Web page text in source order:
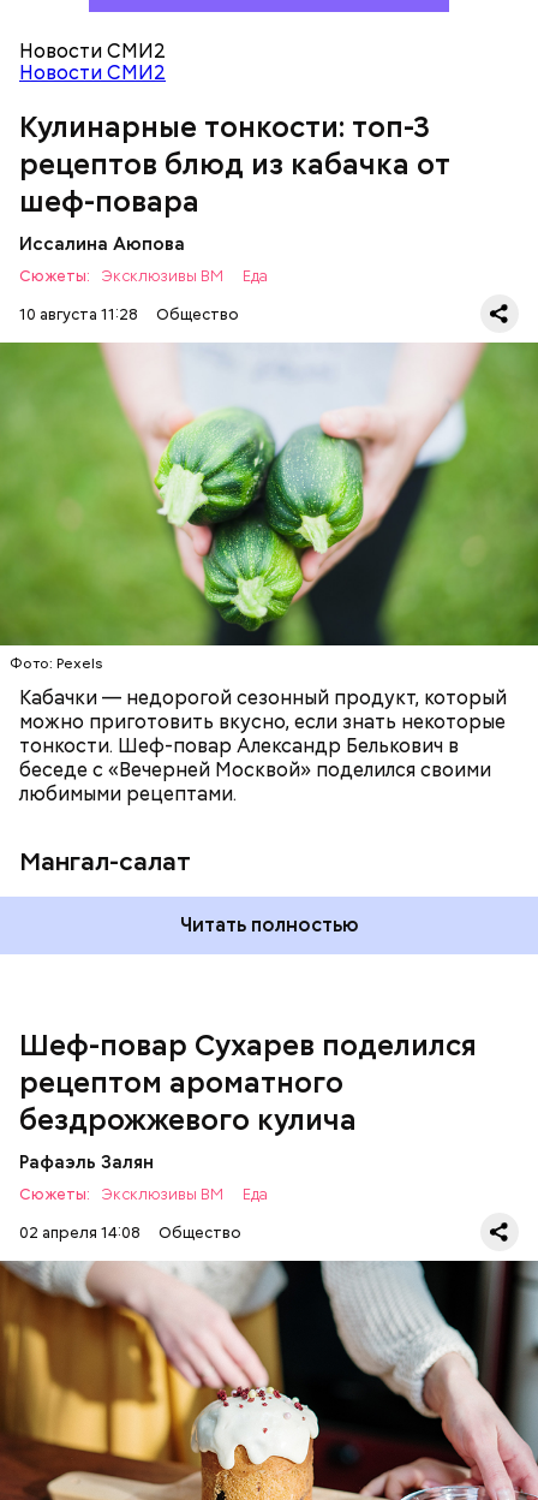
Новости СМИ2
Новости СМИ2
Кулинарные тонкости: топ-3
рецептов блюд из кабачка от
шеф-повара
Иссалина Аюпова
Сюжеты: Эксклюзивы ВМ
Еда
10 августа 11:28
Общество
Фото: Pexels
Кабачки — недорогой сезонный продукт, который
можно приготовить вкусно, если знать некоторые
тонкости. Шеф-повар Александр Белькович в
беседе с «Вечерней Москвой» поделился своими
любимыми рецептами.
Мангал-салат
Что понадобится:
Помидор — 2 шт.
Сыр адыгейский —200 гр.
Соль по вкусу.
Читать полностью
РЕЦЕПТЫ
Шеф-повар Сухарев поделился
рецептом ароматного
бездрожжевого кулича
Рафаэль Залян
Сюжеты: Эксклюзивы ВМ
Еда
02 апреля 14:08
Общество
Первый необычный рецепт кулича несколько
отличается от классической рецептуры, так как
содержит нестандартную начинку:
— Этот вариант кулича не содержит дрожжей,
поэтому люди, которые любят сидеть на диете,
Ингредиенты
ПРАЗДНИКИ РЕЦЕПТЫ ПАСХА